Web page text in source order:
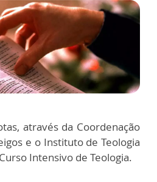
através da Coordenação
e o Instituto de Teologia
Intensivo de Teologia.